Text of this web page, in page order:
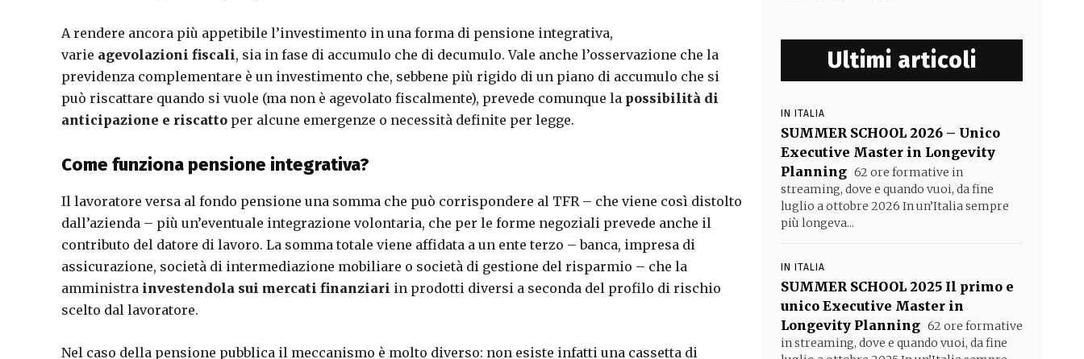
A rendere ancora più appetibile l’investimento in una forma di pensione integrativa,
varie agevolazioni fiscali, sia in fase di accumulo che di decumulo. Vale anche l’osservazione che la
previdenza complementare è un investimento che, sebbene più rigido di un piano di accumulo che si
può riscattare quando si vuole (ma non è agevolato fiscalmente), prevede comunque la possibilità di
anticipazione e riscatto per alcune emergenze o necessità definite per legge.
Come funziona pensione integrativa?
Il lavoratore versa al fondo pensione una somma che può corrispondere al TFR – che viene così distolto
dall’azienda – più un’eventuale integrazione volontaria, che per le forme negoziali prevede anche il
contributo del datore di lavoro. La somma totale viene affidata a un ente terzo – banca, impresa di
assicurazione, società di intermediazione mobiliare o società di gestione del risparmio – che la
amministra investendola sui mercati finanziari in prodotti diversi a seconda del profilo di rischio
scelto dal lavoratore.
Nel caso della pensione pubblica il meccanismo è molto diverso: non esiste infatti una cassetta di
Ultimi articoli
IN ITALIA
SUMMER SCHOOL 2026 – Unico
Executive Master in Longevity
Planning 62 ore formative in
streaming, dove e quando vuoi, da fine
luglio a ottobre 2026 In un’Italia sempre
più longeva...
IN ITALIA
SUMMER SCHOOL 2025 Il primo e
unico Executive Master in
Longevity Planning 62 ore formative
in streaming, dove e quando vuoi, da fine